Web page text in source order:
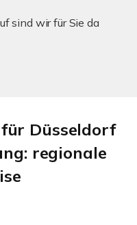
sind wir für Sie da
Düsseldorf
regionale